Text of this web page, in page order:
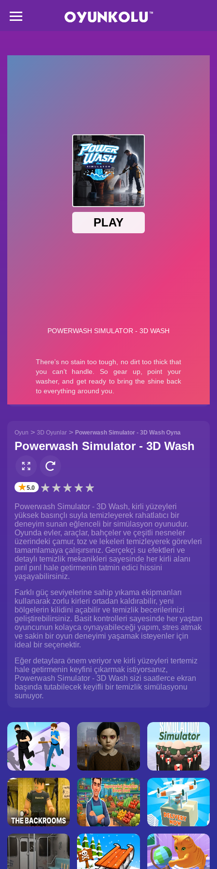
Oyun > 3D Oyunlar > Powerwash Simulator - 3D Wash Oyna
Powerwash Simulator - 3D Wash
✭5.0
Powerwash Simulator - 3D Wash, kirli yüzeyleri
yüksek basınçlı suyla temizleyerek rahatlatıcı bir
deneyim sunan eğlenceli bir simülasyon oyunudur.
Oyunda evler, araçlar, bahçeler ve çeşitli nesneler
üzerindeki çamur, toz ve lekeleri temizleyerek görevleri
tamamlamaya çalışırsınız. Gerçekçi su efektleri ve
detaylı temizlik mekanikleri sayesinde her kirli alanı
pırıl pırıl hale getirmenin tatmin edici hissini
yaşayabilirsiniz.
Farklı güç seviyelerine sahip yıkama ekipmanları
kullanarak zorlu kirleri ortadan kaldırabilir, yeni
bölgelerin kilidini açabilir ve temizlik becerilerinizi
geliştirebilirsiniz. Basit kontrolleri sayesinde her yaştan
oyuncunun kolayca oynayabileceği yapım, stres atmak
ve sakin bir oyun deneyimi yaşamak isteyenler için
ideal bir seçenektir.
Eğer detaylara önem veriyor ve kirli yüzeyleri tertemiz
hale getirmenin keyfini çıkarmak istiyorsanız,
Powerwash Simulator - 3D Wash sizi saatlerce ekran
başında tutabilecek keyifli bir temizlik simülasyonu
sunuyor.